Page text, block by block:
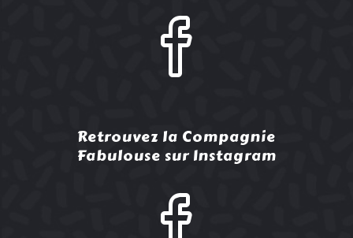
Retrouvez la Compagnie
Fabulouse sur Instagram